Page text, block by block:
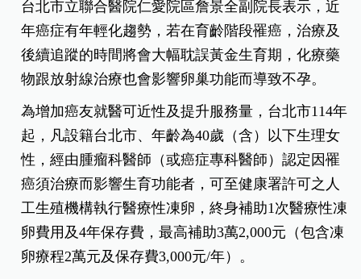
台北市立聯合醫院仁愛院區詹景全副院長表示，近
年癌症有年輕化趨勢，若在育齡階段罹癌，治療及
後續追蹤的時間將會大幅耽誤黃金生育期，化療藥
物跟放射線治療也會影響卵巢功能而導致不孕。
為增加癌友就醫可近性及提升服務量，台北市114年
起，凡設籍台北市、年齡為40歲（含）以下生理女
性，經由腫瘤科醫師（或癌症專科醫師）認定因罹
癌須治療而影響生育功能者，可至健康署許可之人
工生殖機構執行醫療性凍卵，終身補助1次醫療性凍
卵費用及4年保存費，最高補助3萬2,000元（包含凍
卵療程2萬元及保存費3,000元/年）。